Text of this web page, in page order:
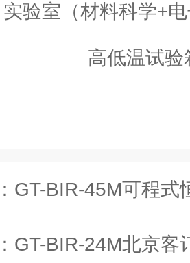
验室（材料科学+
GT-BIR-45M可程式
GT-BIR-24M北京客